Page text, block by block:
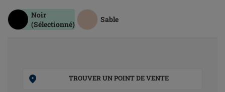
Noir
(Sélectionné)
Sable
TROUVER UN POINT DE VENTE